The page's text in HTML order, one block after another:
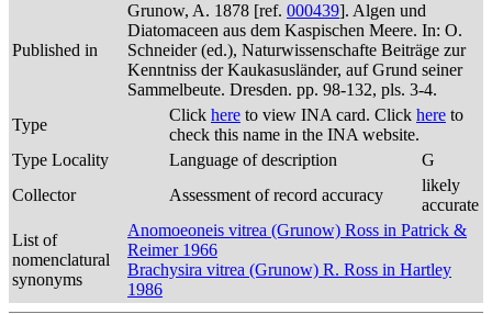
Published in
Grunow, A. 1878 [ref. 000439]. Algen und
Diatomaceen aus dem Kaspischen Meere. In: O.
Schneider (ed.), Naturwissenschafte Beiträge zur
Kenntniss der Kaukasusländer, auf Grund seiner
Sammelbeute. Dresden. pp. 98-132, pls. 3-4.
Type
Click here to view INA card. Click here to
check this name in the INA website.
Type Locality
Language of description
G
Collector
Assessment of record accuracy
likely
accurate
List of
nomenclatural
synonyms
Anomoeoneis vitrea (Grunow) Ross in Patrick &
Reimer 1966
Brachysira vitrea (Grunow) R. Ross in Hartley
1986